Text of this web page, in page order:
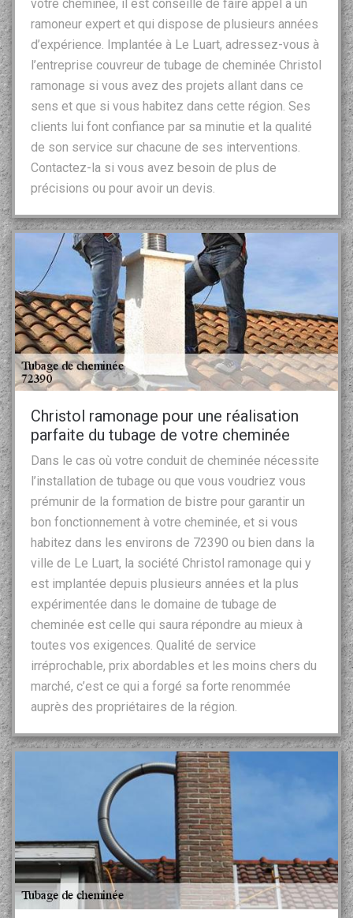
votre cheminée, il est conseillé de faire appel à un
ramoneur expert et qui dispose de plusieurs années
d’expérience. Implantée à Le Luart, adressez-vous à
l’entreprise couvreur de tubage de cheminée Christol
ramonage si vous avez des projets allant dans ce
sens et que si vous habitez dans cette région. Ses
clients lui font confiance par sa minutie et la qualité
de son service sur chacune de ses interventions.
Contactez-la si vous avez besoin de plus de
précisions ou pour avoir un devis.
Christol ramonage pour une réalisation
parfaite du tubage de votre cheminée
Dans le cas où votre conduit de cheminée nécessite
l’installation de tubage ou que vous voudriez vous
prémunir de la formation de bistre pour garantir un
bon fonctionnement à votre cheminée, et si vous
habitez dans les environs de 72390 ou bien dans la
ville de Le Luart, la société Christol ramonage qui y
est implantée depuis plusieurs années et la plus
expérimentée dans le domaine de tubage de
cheminée est celle qui saura répondre au mieux à
toutes vos exigences. Qualité de service
irréprochable, prix abordables et les moins chers du
marché, c’est ce qui a forgé sa forte renommée
auprès des propriétaires de la région.